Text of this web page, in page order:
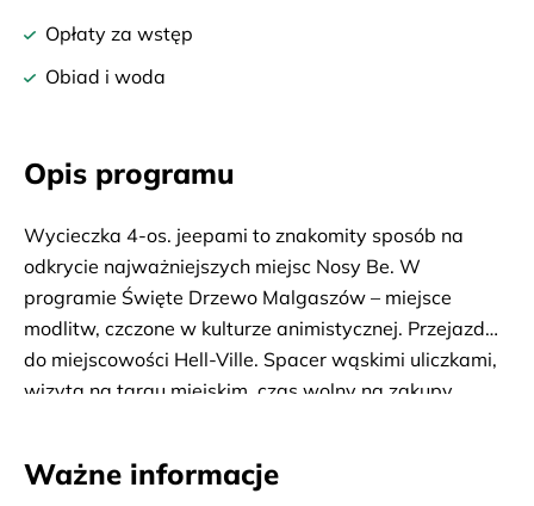
Opłaty za wstęp
Obiad i woda
Opis programu
Wycieczka 4-os. jeepami to znakomity sposób na
odkrycie najważniejszych miejsc Nosy Be. W
programie Święte Drzewo Malgaszów – miejsce
modlitw, czczone w kulturze animistycznej. Przejazd
do miejscowości Hell-Ville. Spacer wąskimi uliczkami,
wizyta na targu miejskim, czas wolny na zakupy.
lemury, żółwie, węże, kameleony, gekony i wiele
Ważne informacje